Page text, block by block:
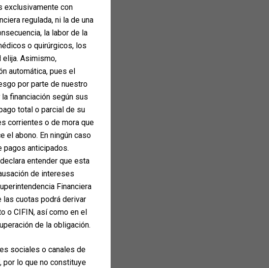
exclusivamente con
regulada, ni la de una
la labor de la
o quirúrgicos, los
Asimismo,
automática, pues el
por parte de nuestro
financiación según sus
total o parcial de su
corrientes o de mora que
el abono. En ningún caso
pagos anticipados.
entender que esta
de intereses
Financiera
las cuotas podrá derivar
o CIFIN, así como en el
de la obligación.
sociales o canales de
por lo que no constituye